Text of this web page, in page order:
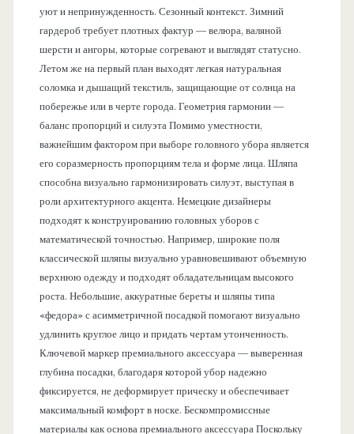
уют и непринужденность. Сезонный контекст. Зимний
гардероб требует плотных фактур — велюра, валяной
шерсти и ангоры, которые согревают и выглядят статусно.
Летом же на первый план выходят легкая натуральная
соломка и дышащий текстиль, защищающие от солнца на
побережье или в черте города. Геометрия гармонии —
баланс пропорций и силуэта Помимо уместности,
важнейшим фактором при выборе головного убора является
его соразмерность пропорциям тела и форме лица. Шляпа
способна визуально гармонизировать силуэт, выступая в
роли архитектурного акцента. Немецкие дизайнеры
подходят к конструированию головных уборов с
математической точностью. Например, широкие поля
классической шляпы визуально уравновешивают объемную
верхнюю одежду и подходят обладательницам высокого
роста. Небольшие, аккуратные береты и шляпы типа
«федора» с асимметричной посадкой помогают визуально
удлинить круглое лицо и придать чертам утонченность.
Ключевой маркер премиального аксессуара — выверенная
глубина посадки, благодаря которой убор надежно
фиксируется, не деформирует прическу и обеспечивает
максимальный комфорт в носке. Бескомпромиссные
материалы как основа премиального аксессуара Поскольку